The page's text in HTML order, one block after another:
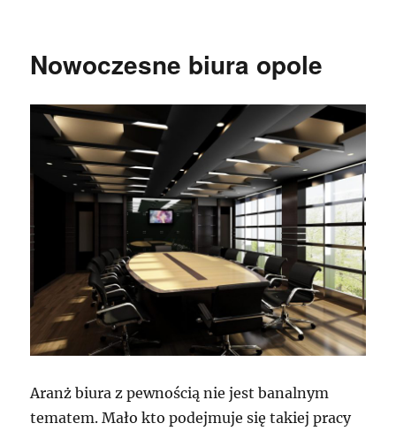
Nowoczesne biura opole
Aranż biura z pewnością nie jest banalnym
tematem. Mało kto podejmuje się takiej pracy